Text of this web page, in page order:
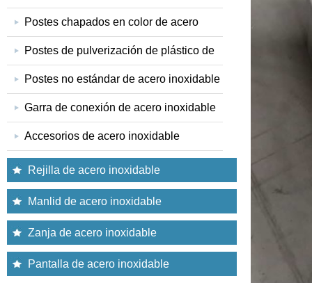
Postes chapados en color de acero
inoxidable
Postes de pulverización de plástico de
acero inoxidable
Postes no estándar de acero inoxidable
Garra de conexión de acero inoxidable
Accesorios de acero inoxidable
Rejilla de acero inoxidable
Manlid de acero inoxidable
Zanja de acero inoxidable
Pantalla de acero inoxidable